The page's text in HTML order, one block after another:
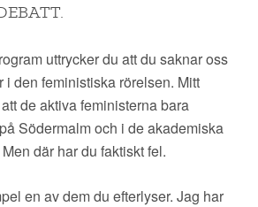
▼
uttrycker du att du saknar oss
i den feministiska rörelsen. Mitt
de aktiva feministerna bara
Södermalm och i de akademiska
där har du faktiskt fel.
en av dem du efterlyser. Jag har